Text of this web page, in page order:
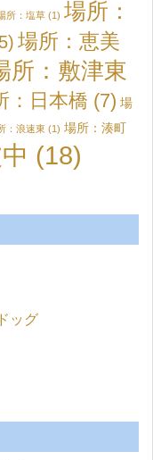
所：塩草 (1) 場所：
場所：恵美
所：敷津東
：日本橋 (7) 場
：浪速東 (1) 場所：湊町
(18)
ッグ